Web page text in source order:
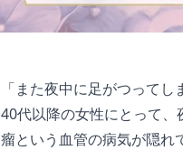
「また夜中に足がつって
40代以降の女性にとって
瘤という血管の病気が隠れ